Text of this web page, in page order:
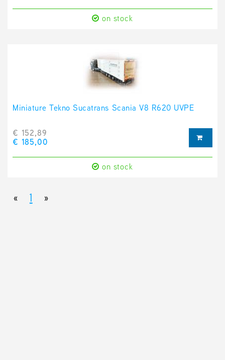
on stock
Miniature Tekno Sucatrans Scania V8 R620 UVPE
€ 152,89
€ 185,00
on stock
« 1 »